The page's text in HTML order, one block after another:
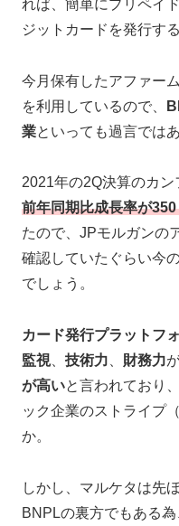
れば、簡単にプリペイ
ジットカードを発行す
今月保有したアファー
を利用しているので、
業といっても過言では
2021年の2Q決算のカン
前年同期比成長率が350
たので、JPモルガンの
確認していたぐらい今
でしょう。
カード発行プラットフ
監視、 技術力 財務力
が高いと言われており
ック企業のストライプ
か。
しかし、マルケタは先
BNPLの裏方でもある